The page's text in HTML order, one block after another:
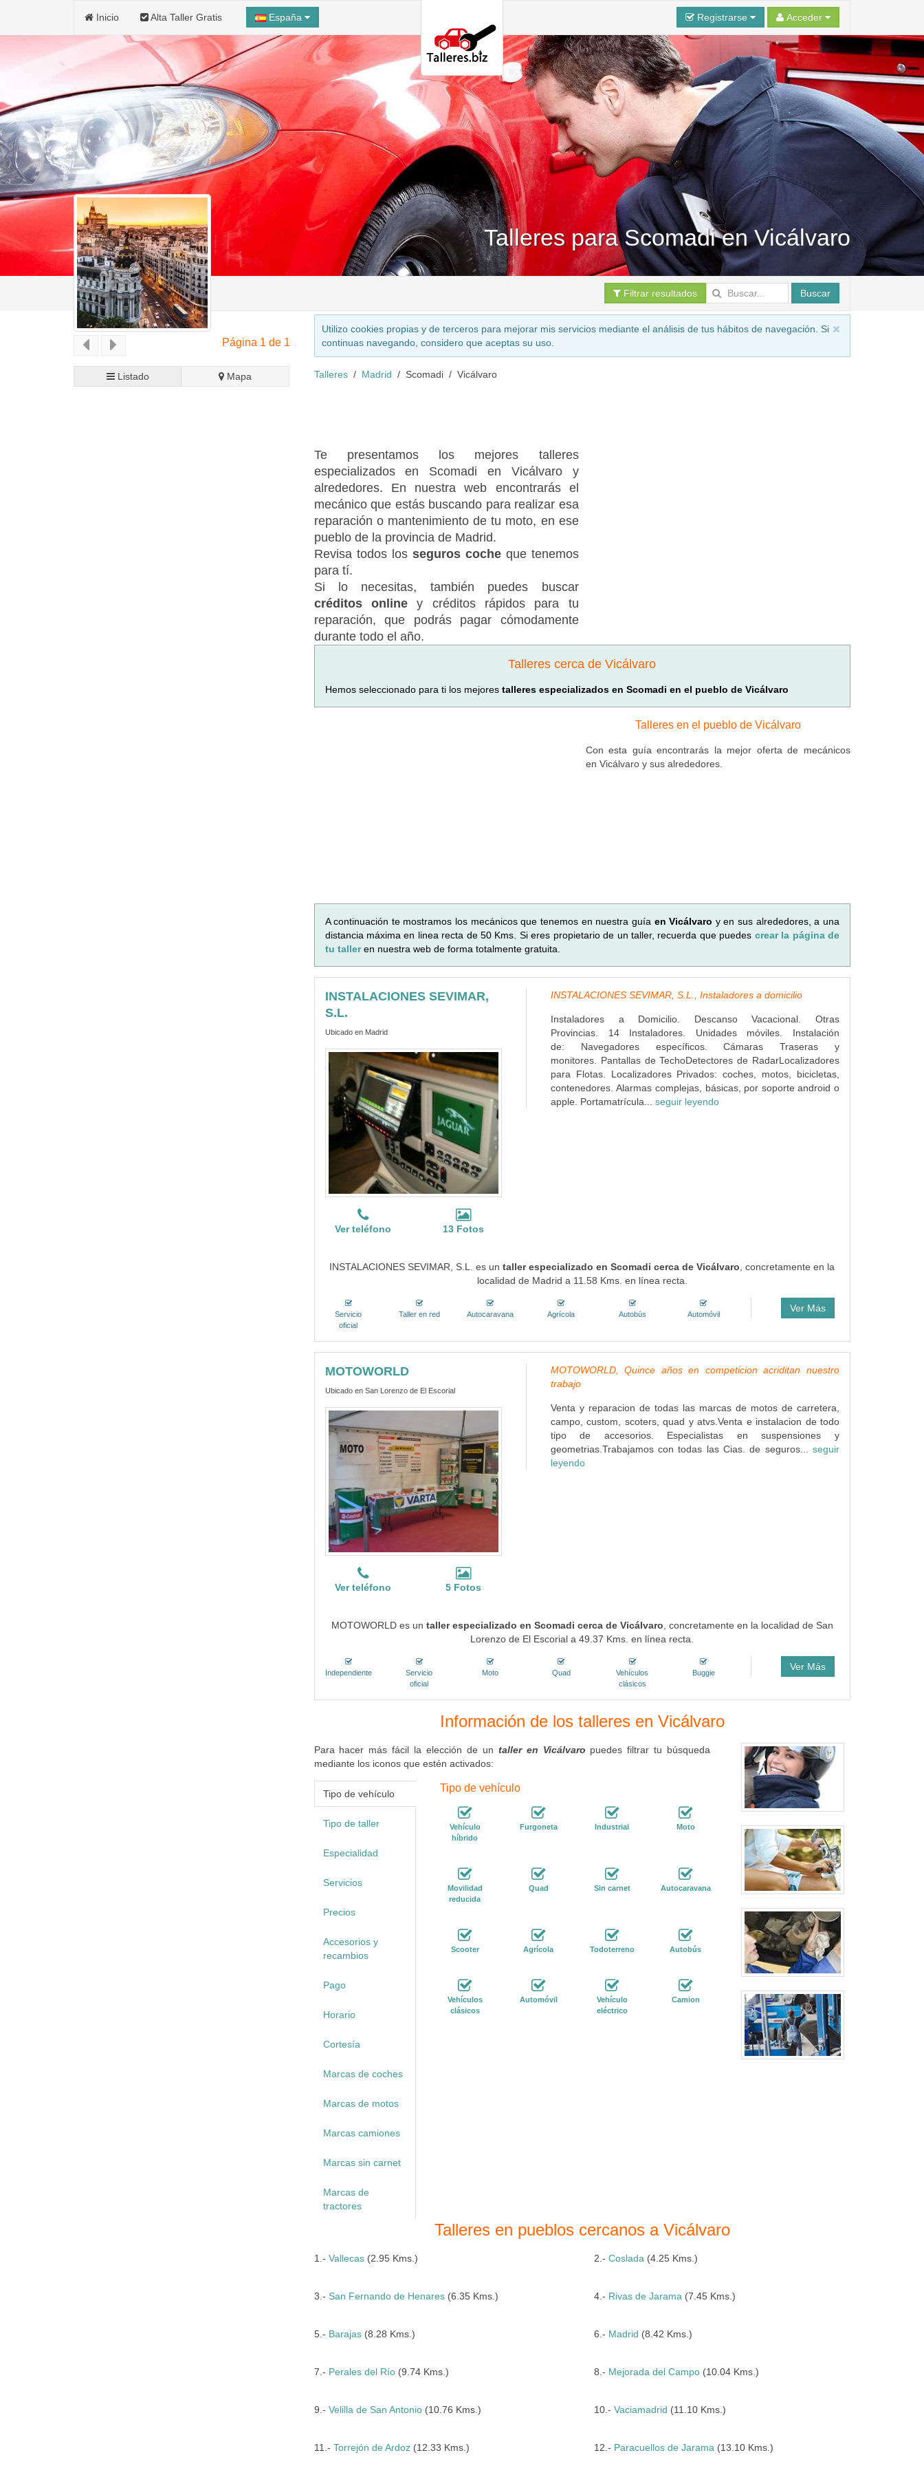
Inicio Alta Taller Gratis España Registrarse Acceder
Talleres para Scomadi en Vicálvaro
Filtrar resultados Buscar
Página 1 de 1
Listado Mapa
Utilizo cookies propias y de terceros para mejorar mis servicios mediante el análisis de tus hábitos de navegación. Si
continuas navegando, considero que aceptas su uso.
Talleres Madrid Scomadi Vicálvaro
Te presentamos los mejores talleres
especializados en Scomadi en Vicálvaro y
alrededores. En nuestra web encontrarás el
mecánico que estás buscando para realizar esa
reparación o mantenimiento de tu moto, en ese
pueblo de la provincia de Madrid.
Revisa todos los seguros cocheque tenemos
para tí.
Si lo necesitas, también puedes buscar
créditos onliney créditos rápidos para tu
reparación, que podrás pagar cómodamente
durante todo el año.
Talleres cerca de Vicálvaro
Hemos seleccionado para ti los mejores talleres especializados en Scomadi en el pueblo de Vicálvaro
Talleres en el pueblo de Vicálvaro
Con esta guía encontrarás la mejor oferta de mecánicos
en Vicálvaro y sus alrededores.
A continuación te mostramos los mecánicos que tenemos en nuestra guía en Vicálvaro y en sus alrededores, a una
distancia máxima en linea recta de 50 Kms. Si eres propietario de un taller, recuerda que puedes crear la página de
tu talleren nuestra web de forma totalmente gratuita.
INSTALACIONES SEVIMAR,
S.L.
Ubicado en Madrid
Ver teléfono 13 Fotos
INSTALACIONES SEVIMAR, S.L., Instaladores a domicilio
Instaladores a Domicilio. Descanso Vacacional. Otras
Provincias. 14 Instaladores. Unidades móviles. Instalación
de: Navegadores específicos. Cámaras Traseras y
monitores. Pantallas de TechoDetectores de RadarLocalizadores
para Flotas. Localizadores Privados: coches, motos, bicicletas,
contenedores. Alarmas complejas, básicas, por soporte android o
apple. Portamatrícula... seguir leyendo
INSTALACIONES SEVIMAR, S.L. es untaller especializado en Scomadi cerca de Vicálvaro , concretamente en la
localidad de Madrid a 11.58 Kms. en línea recta.
Servicio
oficial
Taller en red Autocaravana Agrícola Autobús Automóvil
Ver Más
MOTOWORLD
Ubicado en San Lorenzo de El Escorial
Ver teléfono 5 Fotos
MOTOWORLD, Quince años en competicion acriditan nuestro
trabajo
Venta y reparacion de todas las marcas de motos de carretera,
campo, custom, scoters, quad y atvs.Venta e instalacion de todo
tipo de accesorios. Especialistas en suspensiones y
geometrias.Trabajamos con todas las Cias. de seguros... seguir
leyendo
MOTOWORLD es un taller especializado en Scomadi cerca de Vicálvaro , concretamente en la localidad de San
Lorenzo de El Escorial a 49.37 Kms. en línea recta.
Independiente
Servicio
oficial
Moto Quad
Vehículos
clásicos
Buggie
Ver Más
Información de los talleres en Vicálvaro
Para hacer más fácil la elección de un taller en Vicálvaro puedes filtrar tu búsqueda
mediante los iconos que estén activados:
Tipo de vehículo
Tipo de taller
Especialidad
Servicios
Precios
Accesorios y
recambios
Pago
Horario
Cortesía
Marcas de coches
Marcas de motos
Marcas camiones
Marcas sin carnet
Marcas de
tractores
Tipo de vehículo
Vehículo
híbrido
Furgoneta Industrial Moto
Movilidad
reducida
Quad Sin carnet Autocaravana
Scooter Agrícola Todoterreno Autobús
Vehículos
clásicos
Automóvil
Vehículo
eléctrico
Camion
Talleres en pueblos cercanos a Vicálvaro
1.- Vallecas(2.95 Kms.) 2.-Coslada (4.25 Kms.)
3.- San Fernando de Henares(6.35 Kms.) 4.- Rivas de Jarama (7.45 Kms.)
5.- Barajas(8.28 Kms.) 6.- Madrid (8.42 Kms.)
7.- Perales del Río(9.74 Kms.) 8.- Mejorada del Campo (10.04 Kms.)
9.- Velilla de San Antonio(10.76 Kms.) 10.-Vaciamadrid (11.10 Kms.)
11.- Torrejón de Ardoz(12.33 Kms.) 12.- Paracuellos de Jarama (13.10 Kms.)